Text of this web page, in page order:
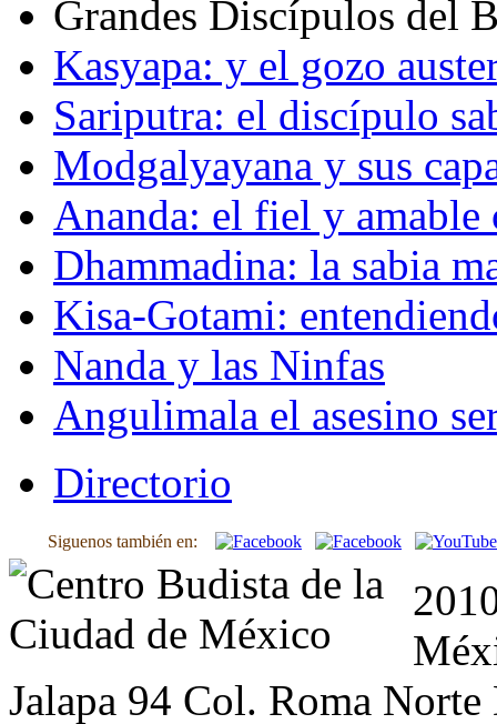
Grandes Discípulos del
Kasyapa: y el gozo
Sariputra: el discípulo
Modgalyayana y sus
Ananda: el fiel y amable
Dhammadina: la sabia
Kisa-Gotami:
Nanda y las Ninfas
Angulimala el asesino
Directorio
Siguenos también en:
Jalapa 94 Col. Roma